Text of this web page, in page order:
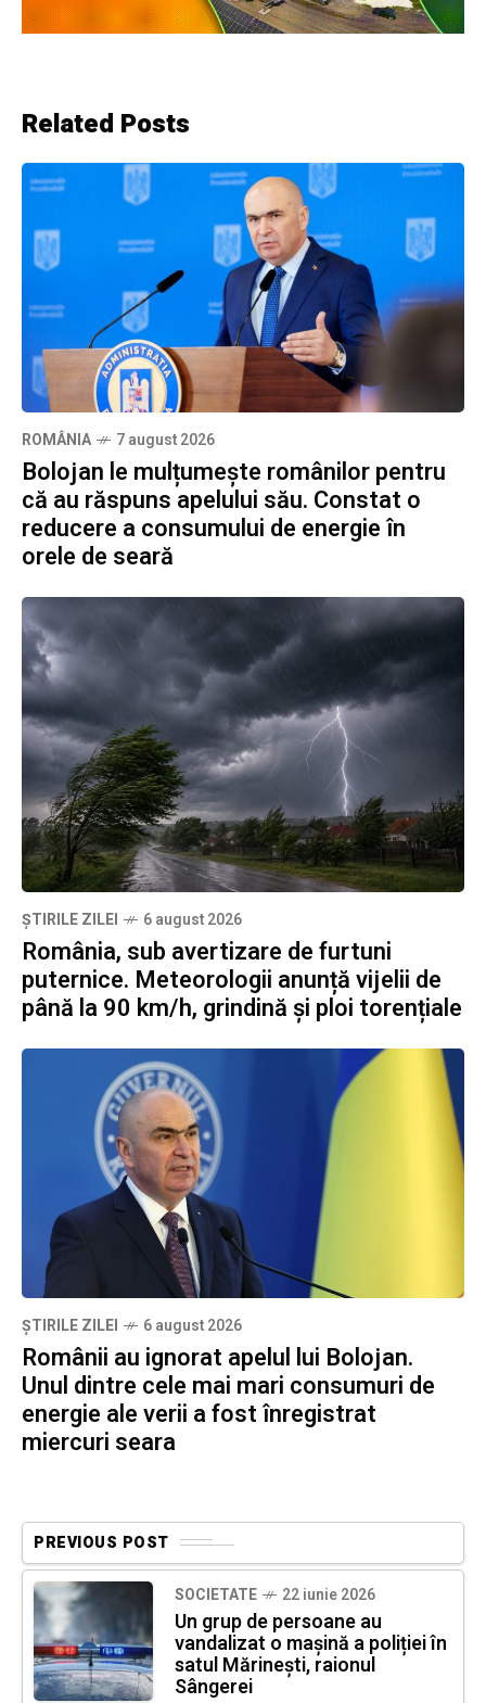
Related Posts
ROMÂNIA 7 august 2026
Bolojan le mulțumește românilor pentru
că au răspuns apelului său. Constat o
reducere a consumului de energie în
orele de seară
ȘTIRILE ZILEI 6 august 2026
România, sub avertizare de furtuni
puternice. Meteorologii anunță vijelii de
până la 90 km/h, grindină și ploi torențiale
ȘTIRILE ZILEI 6 august 2026
Românii au ignorat apelul lui Bolojan.
Unul dintre cele mai mari consumuri de
energie ale verii a fost înregistrat
miercuri seara
PREVIOUS POST
SOCIETATE 22 iunie 2026
Un grup de persoane au
vandalizat o mașină a poliției în
satul Mărinești, raionul
Sângerei